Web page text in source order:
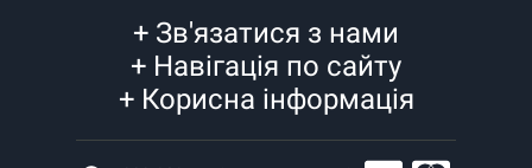
+ Зв'язатися з нами
+ Навігація по сайту
+ Корисна інформація